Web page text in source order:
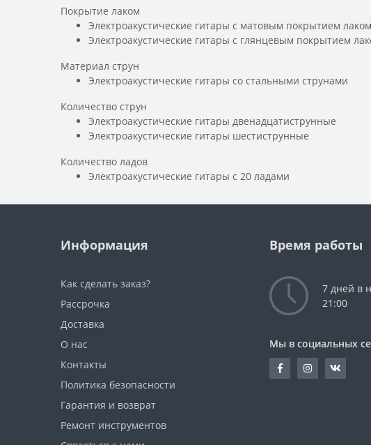
Покрытие лаком
Электроакустические гитары с матовым покрытием лаком
Электроакустические гитары с глянцевым покрытием
Материал струн
Электроакустические гитары со стальными струнами
Количество струн
Электроакустические гитары двенадцатиструнные
Электроакустические гитары шестиструнные
Количество ладов
Электроакустические гитары с 20 ладами
Информация
Как сделать заказ?
Рассрочка
Доставка
О нас
Контакты
Политика безопасности
Гарантия и возврат
Ремонт инструментов
Время работы
7 дней в
21:00
Мы в социальных